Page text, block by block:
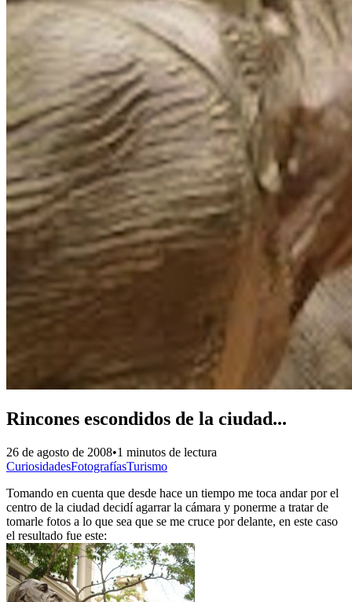
Rincones escondidos de la ciudad...
26 de agosto de 2008•1 minutos de lectura
CuriosidadesFotografíasTurismo
Tomando en cuenta que desde hace un tiempo me toca andar por el
centro de la ciudad decidí agarrar la cámara y ponerme a tratar de
tomarle fotos a lo que sea que se me cruce por delante, en este caso
el resultado fue este: